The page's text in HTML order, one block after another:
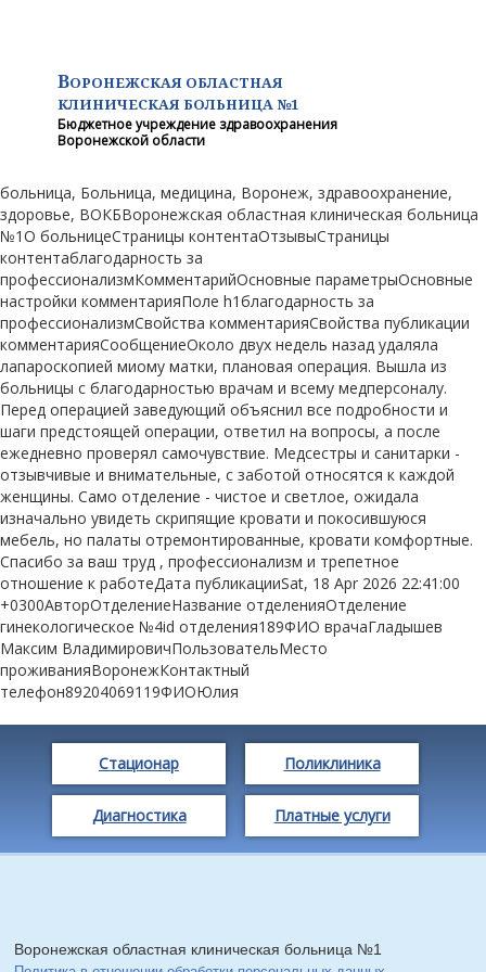
ВОРОНЕЖСКАЯ ОБЛАСТНАЯ
КЛИНИЧЕСКАЯ БОЛЬНИЦА №1
Бюджетное учреждение здравоохранения
Воронежской области
больница, Больница, медицина, Воронеж, здравоохранение,
здоровье, ВОКБВоронежская областная клиническая больница
№1О больницеСтраницы контентаОтзывыСтраницы
контентаблагодарность за
профессионализмКомментарийОсновные параметрыОсновные
настройки комментарияПоле h1благодарность за
профессионализмСвойства комментарияСвойства публикации
комментарияСообщениеОколо двух недель назад удаляла
лапароскопией миому матки, плановая операция. Вышла из
больницы с благодарностью врачам и всему медперсоналу.
Перед операцией заведующий объяснил все подробности и
шаги предстоящей операции, ответил на вопросы, а после
ежедневно проверял самочувствие. Медсестры и санитарки -
отзывчивые и внимательные, с заботой относятся к каждой
женщины. Само отделение - чистое и светлое, ожидала
изначально увидеть скрипящие кровати и покосившуюся
мебель, но палаты отремонтированные, кровати комфортные.
Спасибо за ваш труд , профессионализм и трепетное
отношение к работеДата публикацииSat, 18 Apr 2026 22:41:00
+0300АвторОтделениеНазвание отделенияОтделение
гинекологическое №4id отделения189ФИО врачаГладышев
Максим ВладимировичПользовательМесто
проживанияВоронежКонтактный
телефон89204069119ФИОЮлия
Стационар Поликлиника
Диагностика Платные услуги
Воронежская областная клиническая больница №1